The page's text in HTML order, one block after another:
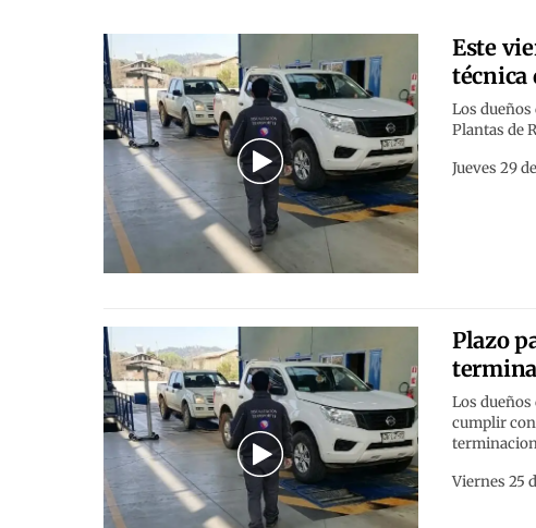
Este
técnica
Los dueños
Plantas de
Jueves 29
Plazo
Los
cumplir
Viernes 25